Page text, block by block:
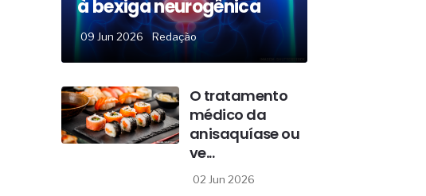
à bexiga neurogênica
09 Jun 2026 Redação
O tratamento
médico da
anisaquíase ou
ve...
02 Jun 2026